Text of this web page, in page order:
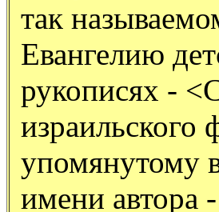
так
Евангелию
рукописях -
израильского
упомянутому
имени автора